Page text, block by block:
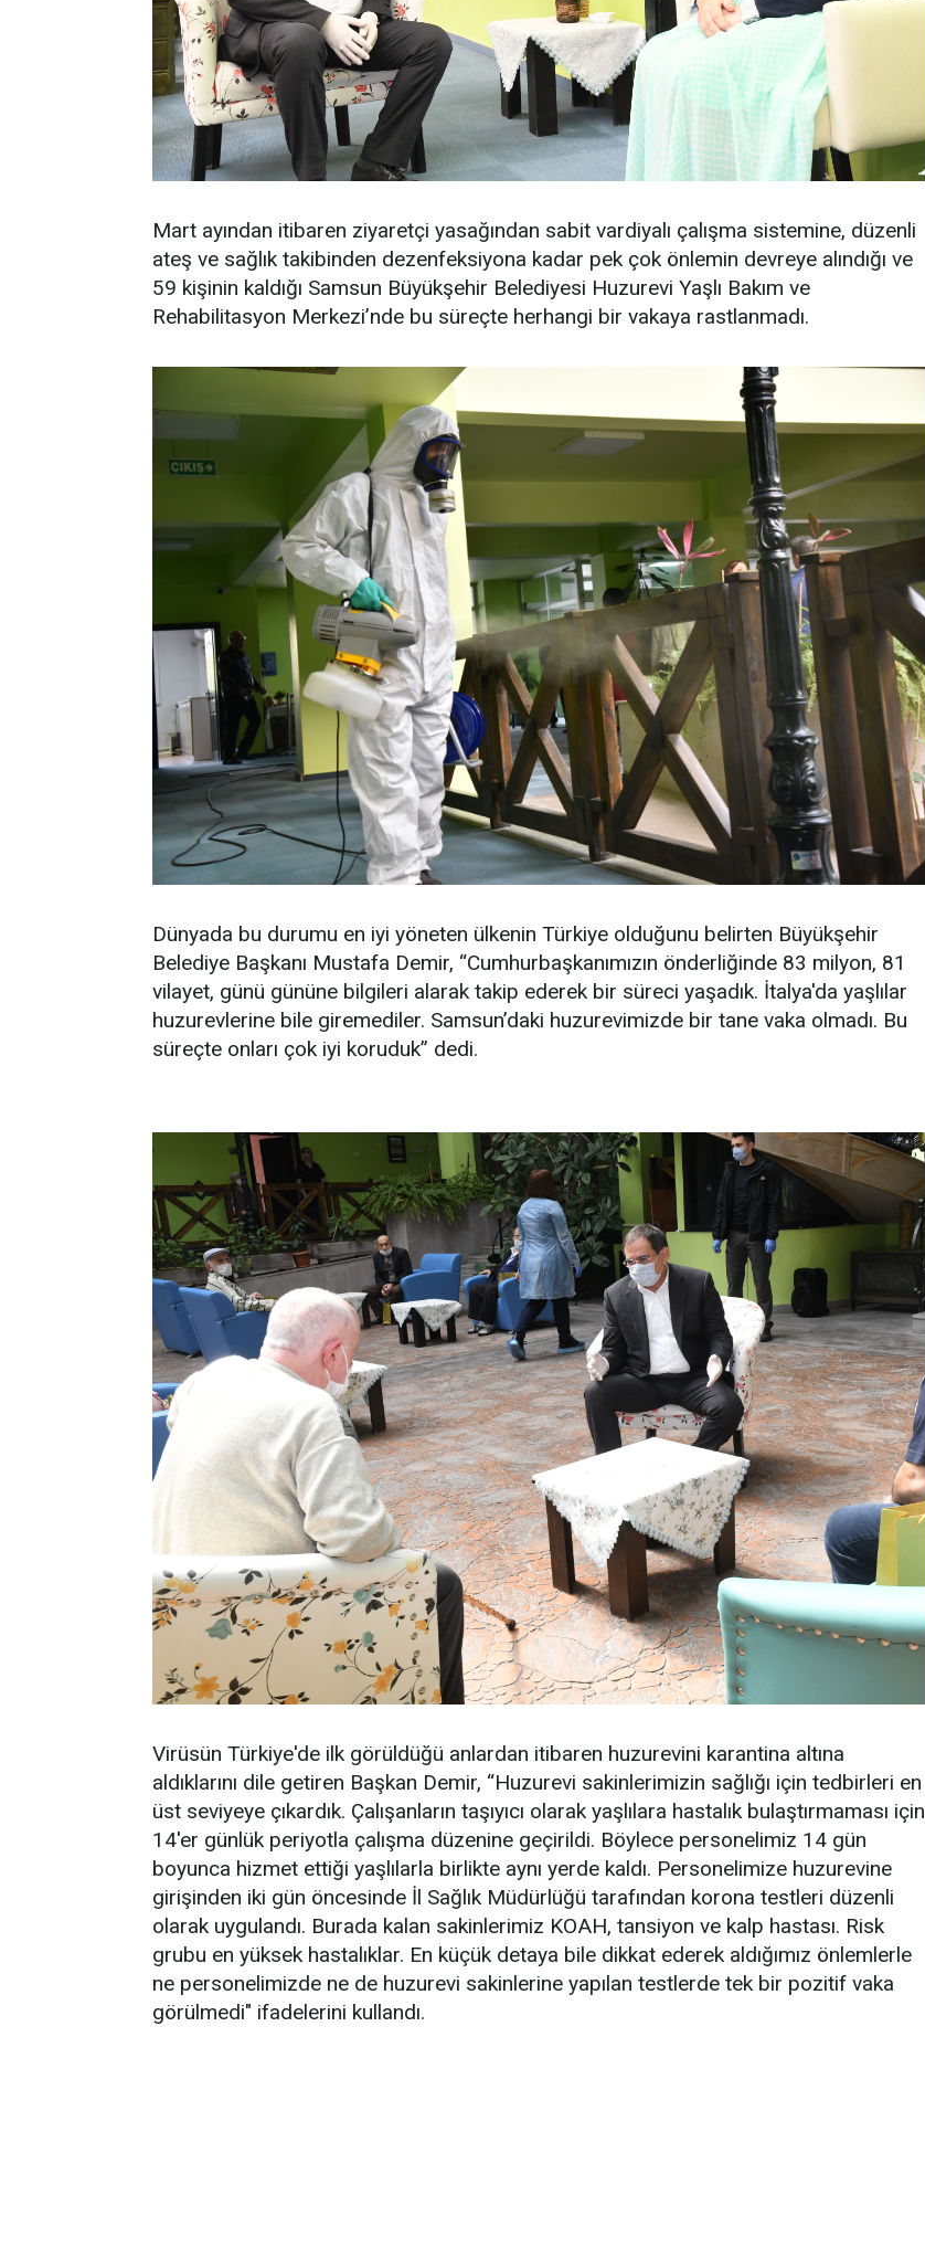
Mart ayından itibaren ziyaretçi yasağından sabit vardiyalı çalışma sistemine, düzenli
ateş ve sağlık takibinden dezenfeksiyona kadar pek çok önlemin devreye alındığı ve
59 kişinin kaldığı Samsun Büyükşehir Belediyesi Huzurevi Yaşlı Bakım ve
Rehabilitasyon Merkezi’nde bu süreçte herhangi bir vakaya rastlanmadı.
Dünyada bu durumu en iyi yöneten ülkenin Türkiye olduğunu belirten Büyükşehir
Belediye Başkanı Mustafa Demir, “Cumhurbaşkanımızın önderliğinde 83 milyon, 81
vilayet, günü gününe bilgileri alarak takip ederek bir süreci yaşadık. İtalya'da yaşlılar
huzurevlerine bile giremediler. Samsun’daki huzurevimizde bir tane vaka olmadı. Bu
süreçte onları çok iyi koruduk” dedi.
Virüsün Türkiye'de ilk görüldüğü anlardan itibaren huzurevini karantina altına
aldıklarını dile getiren Başkan Demir, “Huzurevi sakinlerimizin sağlığı için tedbirleri en
üst seviyeye çıkardık. Çalışanların taşıyıcı olarak yaşlılara hastalık bulaştırmaması için
14'er günlük periyotla çalışma düzenine geçirildi. Böylece personelimiz 14 gün
boyunca hizmet ettiği yaşlılarla birlikte aynı yerde kaldı. Personelimize huzurevine
girişinden iki gün öncesinde İl Sağlık Müdürlüğü tarafından korona testleri düzenli
olarak uygulandı. Burada kalan sakinlerimiz KOAH, tansiyon ve kalp hastası. Risk
grubu en yüksek hastalıklar. En küçük detaya bile dikkat ederek aldığımız önlemlerle
ne personelimizde ne de huzurevi sakinlerine yapılan testlerde tek bir pozitif vaka
görülmedi" ifadelerini kullandı.